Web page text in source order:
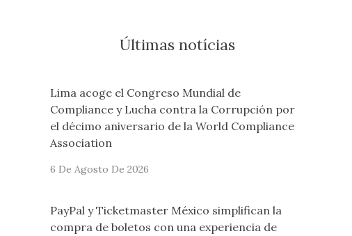
Últimas notícias
Lima acoge el Congreso Mundial de
Compliance y Lucha contra la Corrupción por
el décimo aniversario de la World Compliance
Association
6 De Agosto De 2026
PayPal y Ticketmaster México simplifican la
compra de boletos con una experiencia de